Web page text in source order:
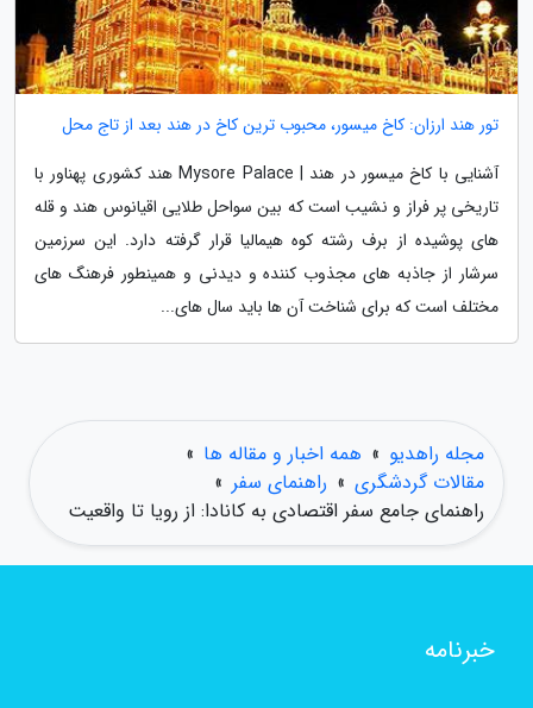
تور هند ارزان: کاخ میسور، محبوب ترین کاخ در هند بعد از تاج محل
آشنایی با کاخ میسور در هند | Mysore Palace هند کشوری پهناور با
تاریخی پر فراز و نشیب است که بین سواحل طلایی اقیانوس هند و قله
های پوشیده از برف رشته کوه هیمالیا قرار گرفته دارد. این سرزمین
سرشار از جاذبه های مجذوب کننده و دیدنی و همینطور فرهنگ های
مختلف است که برای شناخت آن ها باید سال های...
مجله راهدیو » همه اخبار و مقاله ها »
مقالات گردشگری » راهنمای سفر »
راهنمای جامع سفر اقتصادی به کانادا: از رویا تا واقعیت
خبرنامه